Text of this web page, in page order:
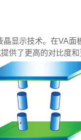
晶显示技术。在VA
供了更高的对比度和